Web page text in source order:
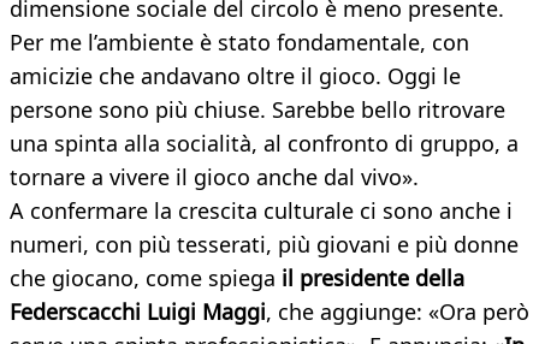
dimensione sociale del circolo è meno presente.
Per me l’ambiente è stato fondamentale, con
amicizie che andavano oltre il gioco. Oggi le
persone sono più chiuse. Sarebbe bello ritrovare
una spinta alla socialità, al confronto di gruppo, a
tornare a vivere il gioco anche dal vivo».
A confermare la crescita culturale ci sono anche i
numeri, con più tesserati, più giovani e più donne
che giocano, come spiega il presidente della
Federscacchi Luigi Maggi, che aggiunge: «Ora però